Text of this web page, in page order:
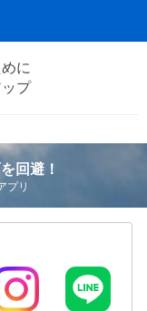
に
プ
回避！
プリ